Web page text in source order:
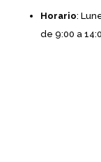
Horario:
de 9:00 a